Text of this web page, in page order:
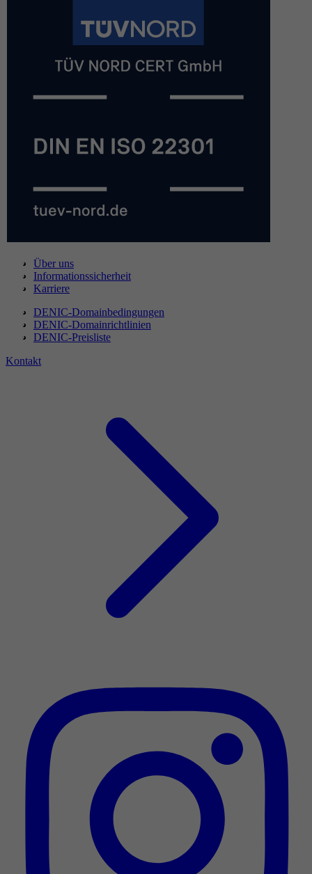
Über uns
Informationssicherheit
Karriere
DENIC-Domainbedingungen
DENIC-Domainrichtlinien
DENIC-Preisliste
Kontakt